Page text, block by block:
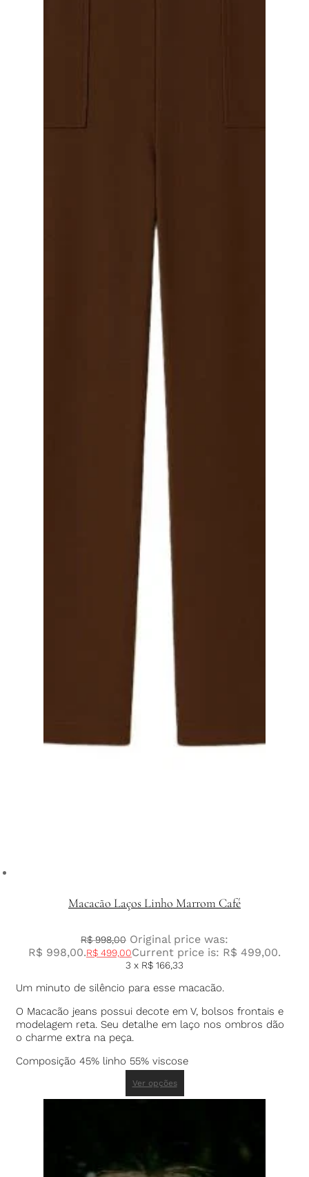
Macacão Laços Linho Marrom Café
R$998,00 Original price was:
R$ 998,00.R$ 499,00Current price is: R$ 499,00.
3 x R$ 166,33
Um minuto de silêncio para esse macacão.
O Macacão jeans possui decote em V, bolsos frontais e
modelagem reta. Seu detalhe em laço nos ombros dão
o charme extra na peça.
Composição 45% linho 55% viscose
Ver opções